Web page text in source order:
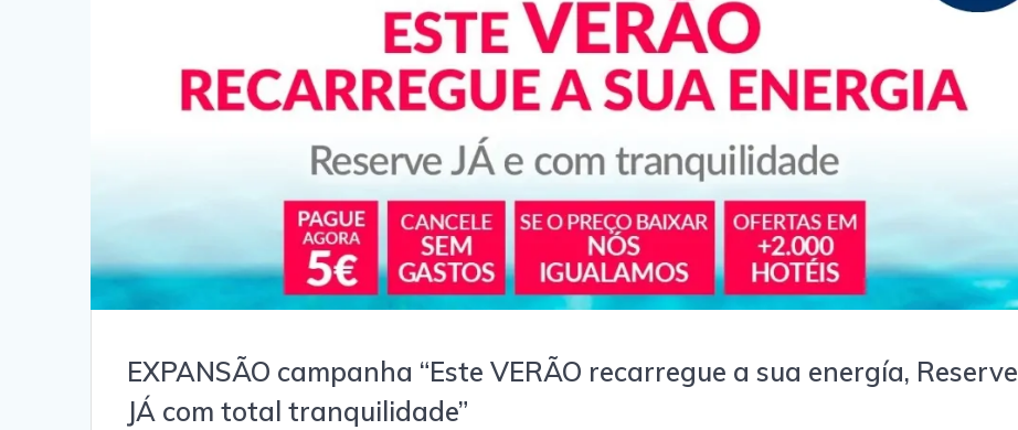
EXPANSÃO campanha “Este VERÃO recarregue a sua energía, Reserve
JÁ com total tranquilidade”